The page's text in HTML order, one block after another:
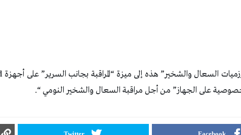
على الجهاز” من أجل مراقبة السعال والشخير النومي “.